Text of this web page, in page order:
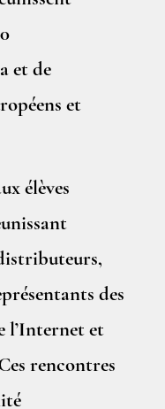
et de
et
élèves
des
l’Internet et
rencontres